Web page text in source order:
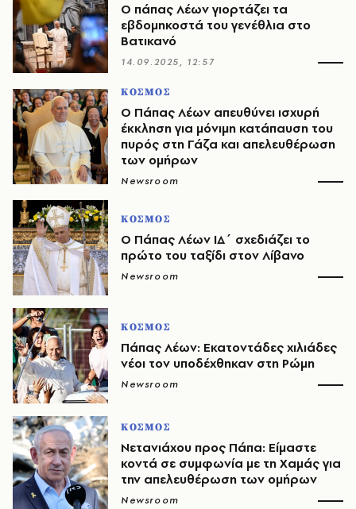
Ο πάπας Λέων γιορτάζει τα
εβδομηκοστά του γενέθλια στο
Βατικανό
14.09.2025, 12:57
ΚΟΣΜΟΣ
Ο Πάπας Λέων απευθύνει ισχυρή
έκκληση για μόνιμη κατάπαυση του
πυρός στη Γάζα και απελευθέρωση
των ομήρων
Newsroom
ΚΟΣΜΟΣ
Ο Πάπας Λέων ΙΔ΄ σχεδιάζει το
πρώτο του ταξίδι στον Λίβανο
Newsroom
ΚΟΣΜΟΣ
Πάπας Λέων: Εκατοντάδες χιλιάδες
νέοι τον υποδέχθηκαν στη Ρώμη
Newsroom
ΚΟΣΜΟΣ
Νετανιάχου προς Πάπα: Είμαστε
κοντά σε συμφωνία με τη Χαμάς για
την απελευθέρωση των ομήρων
Newsroom